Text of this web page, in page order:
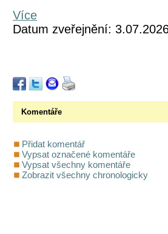
Více
Datum zveřejnění:
Komentáře
Přidat komentář
Vypsat označené komentáře
Vypsat všechny komentáře
Zobrazit všechny chronologicky